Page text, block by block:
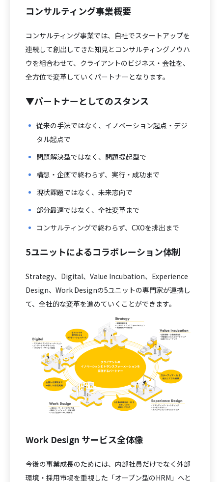
コンサルティング事業概要
コンサルティング事業では、自社でスタートアップを
連続して創出してきた知見とコンサルティングノウハ
ウを組合わせて、クライアントのビジネス・会社を、
全方位で変革していくパートナーとなります。
▼パートナーとしてのスタンス
従来の手法ではなく、イノベーション起点・デジ
タル起点で
問題解決型ではなく、問題提起型で
構想・企画で終わらず、実行・成功まで
現状課題ではなく、未来志向で
部分最適ではなく、全社変革まで
コンサルティングで終わらず、CXOを排出まで
5ユニットによるコラボレーション体制
Strategy、Digital、Value Incubation、Experience
Design、Work Designの5ユニットの専門家が連携し
て、全社的な変革を進めていくことができます。
Work Design サービス全体像
今後の事業成長のためには、内部社員だけでなく外部
環境・採用市場を重視した「オープン型のHRM」へと